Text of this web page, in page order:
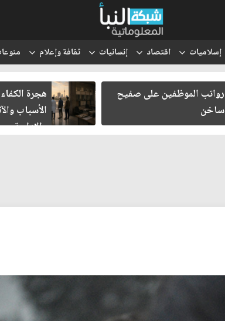
إسلاميات اقتصاد إنسانيات ثقافة وإعلام
رواتب الموظفين على صفيح
ساخن
هجرة
الأسباب
والإدارية